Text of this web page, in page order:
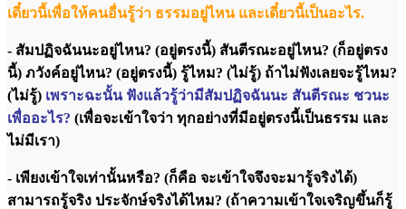
เดี๋ยวนี้เพื่อให้คนอื่นรู้ว่า ธรรมอยู่ไหน และเดี๋ยวนี้เป็นอะไร.
- สัมปฏิจฉันนะอยู่ไหน? (อยู่ตรงนี้) สันตีรณะอยู่ไหน? (ก็อยู่ตรง
นี้) ภวังค์อยู่ไหน? (อยู่ตรงนี้) รู้ไหม? (ไม่รู้) ถ้าไม่ฟังเลยจะรู้ไหม?
(ไม่รู้) เพราะฉะนั้น ฟังแล้วรู้ว่ามีสัมปฏิจฉันนะ สันตีรณะ ชวนะ
เพื่ออะไร? (เพื่อจะเข้าใจว่า ทุกอย่างที่มีอยู่ตรงนี้เป็นธรรม และ
ไม่มีเรา)
- เพียงเข้าใจเท่านั้นหรือ? (ก็คือ จะเข้าใจจึงจะมารู้จริงได้)
สามารถรู้จริง ประจักษ์จริงได้ไหม? (ถ้าความเข้าใจเจริญขึ้นก็รู้